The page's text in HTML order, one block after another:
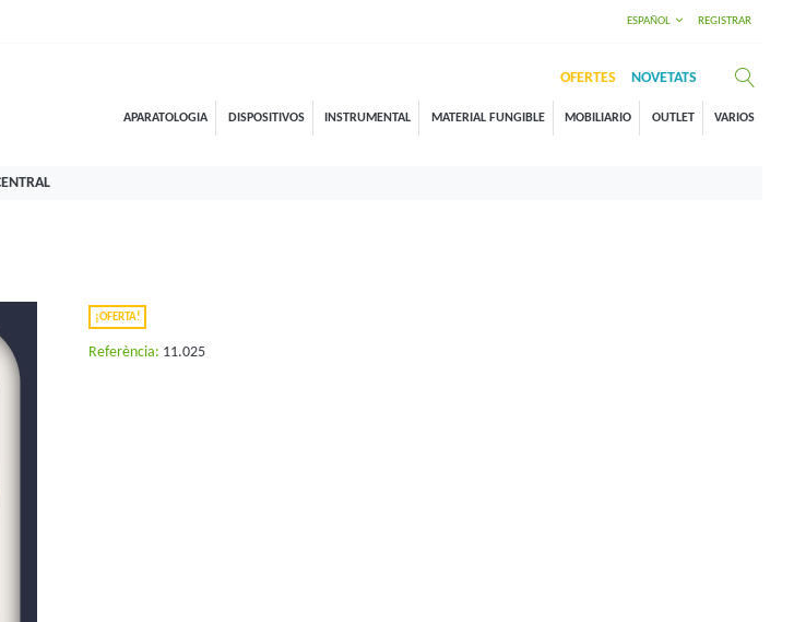
ESPAÑOL REGISTRAR
OFERTES NOVETATS
APARATOLOGIA DISPOSITIVOS INSTRUMENTAL MATERIAL FUNGIBLE MOBILIARIO OUTLET VARIOS
¡OFERTA!
Referència: 11.025